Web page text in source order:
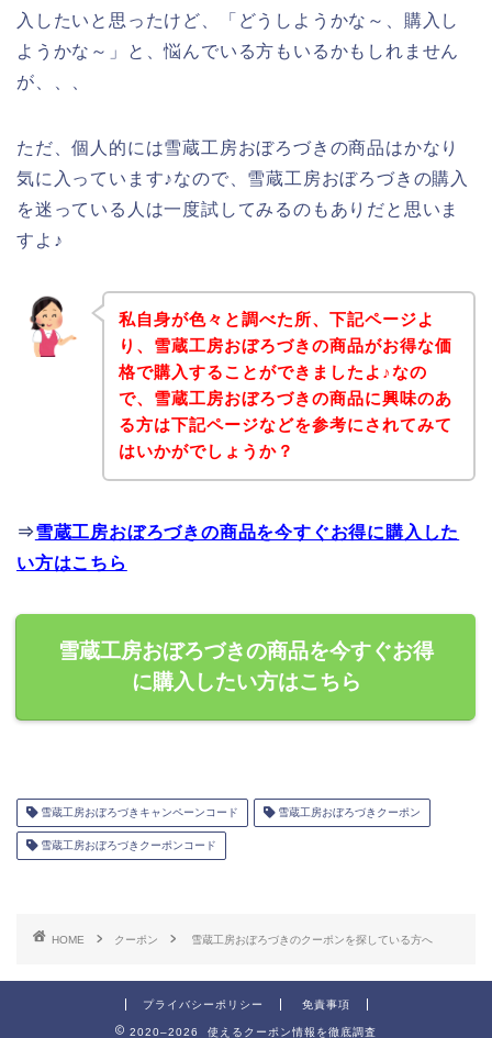
入したいと思ったけど、「どうしようかな～、購入し
ようかな～」と、悩んでいる方もいるかもしれません
が、、、
ただ、個人的には雪蔵工房おぼろづきの商品はかなり
気に入っています♪なので、雪蔵工房おぼろづきの購入
を迷っている人は一度試してみるのもありだと思いま
すよ♪
私自身が色々と調べた所、下記ページよ
り、雪蔵工房おぼろづきの商品がお得な価
格で購入することができましたよ♪なの
で、雪蔵工房おぼろづきの商品に興味のあ
る方は下記ページなどを参考にされてみて
はいかがでしょうか？
⇒雪蔵工房おぼろづきの商品を今すぐお得に購入した
い方はこちら
雪蔵工房おぼろづきの商品を今すぐお得
に購入したい方はこちら
雪蔵工房おぼろづきキャンペーンコード 雪蔵工房おぼろづきクーポン
雪蔵工房おぼろづきクーポンコード
HOME クーポン 雪蔵工房おぼろづきのクーポンを探している方へ
プライバシーポリシー 免責事項
2020–2026 使えるクーポン情報を徹底調査